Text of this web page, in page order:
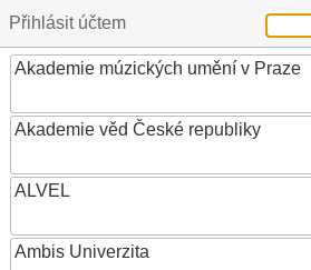
Přihlásit účtem
Akademie múzických umění v Praze
Akademie věd České republiky
ALVEL
Ambis Univerzita